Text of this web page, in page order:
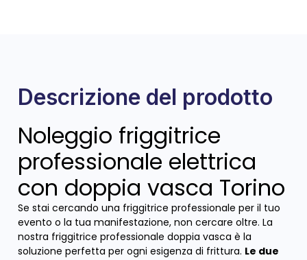
Descrizione del prodotto
Noleggio friggitrice
professionale elettrica
con doppia vasca Torino
Se stai cercando una friggitrice professionale per il tuo
evento o la tua manifestazione, non cercare oltre. La
nostra friggitrice professionale doppia vasca è la
soluzione perfetta per ogni esigenza di frittura. Le due